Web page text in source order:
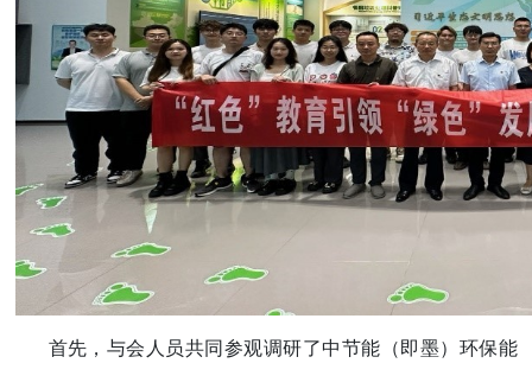
首先，与会人员共同参观调研了中节能（即墨）环保能